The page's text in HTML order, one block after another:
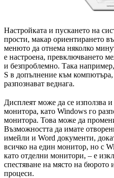
Настройката и пускането на
прости, макар ориентирането
менюто да отнема няколко
е настроена, превключването
и безпроблемно. Така
S в допълнение към компютъра,
разпознават веднага.
Дисплеят може да се използва
монитора, като Windows го
монитора. Това може да
Възможността да имате
имейли и Word документи,
всичко на един монитор, но с
като отделни монитори, – е
спестяване на място на бюрото
процеси.